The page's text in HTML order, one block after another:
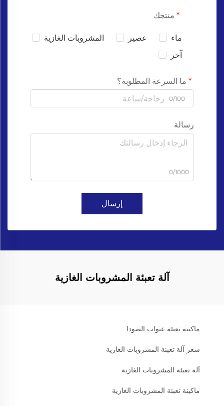
منتجك
ماء عصير
المشروبات الغازية
آخر
ما السرعة المطلوبة؟
0/100
رسالة
0/1000
إرسال
آلة تعبئة المشروبات الغازية
ماكينة تعبئة عبوات الصودا
سعر آلة تعبئة المشروبات الغازية
آلة تعبئة المشروبات الغازية
ماكينة تعبئة المشروبات الغازية